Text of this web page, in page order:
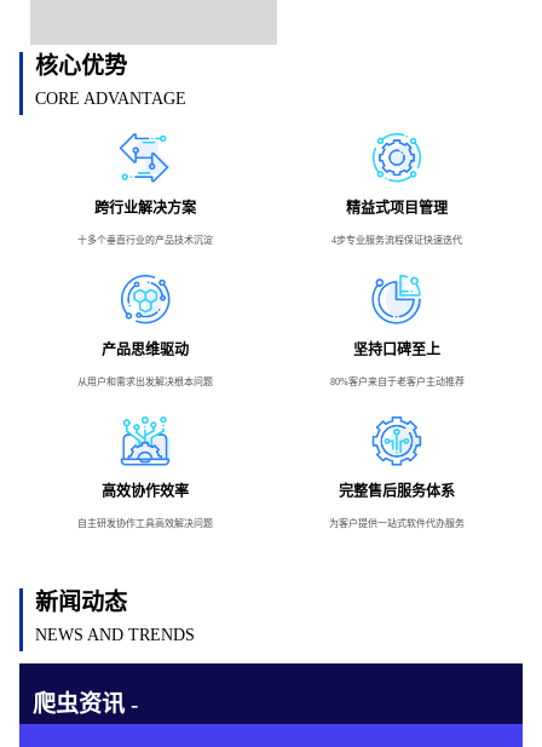
核心优势
CORE ADVANTAGE
跨行业解决方案
十多个垂直行业的产品技术沉淀
精益式项目管理
4步专业服务流程保证快速迭代
产品思维驱动
从用户和需求出发解决根本问题
坚持口碑至上
80%客户来自于老客户主动推荐
高效协作效率
自主研发协作工具高效解决问题
完整售后服务体系
为客户提供一站式软件代办服务
新闻动态
NEWS AND TRENDS
爬虫资讯 -